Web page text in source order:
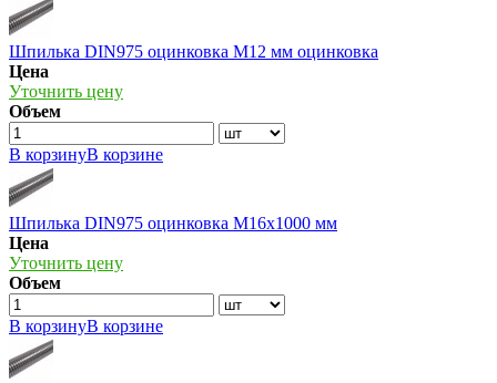
Шпилька DIN975 оцинковка М12 мм оцинковка
Цена
Уточнить цену
Объем
В корзинуВ корзине
Шпилька DIN975 оцинковка М16х1000 мм
Цена
Уточнить цену
Объем
В корзинуВ корзине